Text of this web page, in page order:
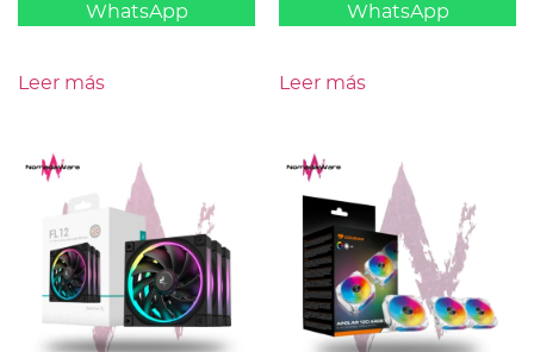
WhatsApp
Leer más
WhatsApp
Leer más